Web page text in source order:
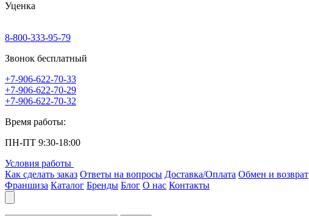
Уценка
8-800-333-95-79
Звонок бесплатный
+7-906-622-70-33
+7-906-622-70-29
+7-906-622-70-32
Время работы:
ПН-ПТ 9:30-18:00
Условия работы
Как сделать заказ Ответы на вопросы Доставка/Оплата Обмен и возврат
Франшиза Каталог Бренды Блог О нас Контакты